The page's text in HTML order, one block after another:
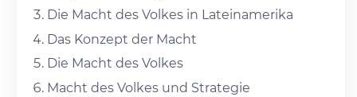
Die Macht des Volkes in Lateinamerika
Das Konzept der Macht
Die Macht des Volkes
Macht des Volkes und Strategie